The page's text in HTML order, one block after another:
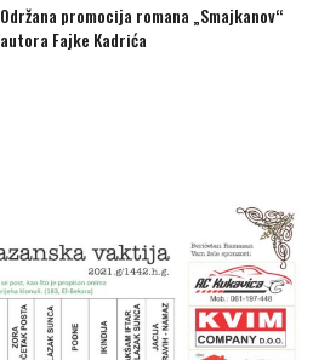
Održana promocija romana „Smajkanov“
autora Fajke Kadrića